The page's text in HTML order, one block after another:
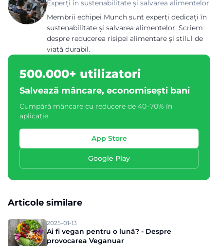
Experți în sustenabilitate și salvarea alimentelor
Membrii echipei Munch sunt experți dedicați în
sustenabilitate și salvarea alimentelor. Scriem
despre reducerea risipei alimentare și stilul de
viață durabil.
500.000+ utilizatori
Salvează mâncare, economisești bani
Cumpără mâncare cu reducere de 40–70% în
aplicație.
App Store
Google Play
Articole similare
2025-01-13
Ai fi vegan pentru o lună? - Despre
provocarea Veganuar